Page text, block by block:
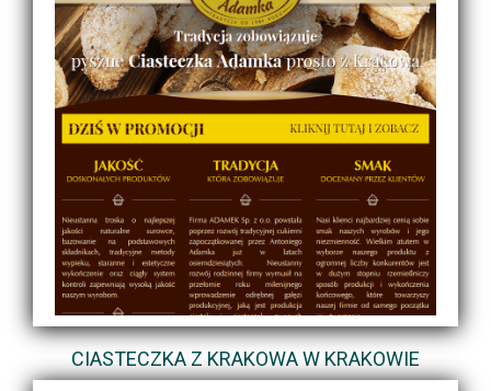
CIASTECZKA Z KRAKOWA W KRAKOWIE